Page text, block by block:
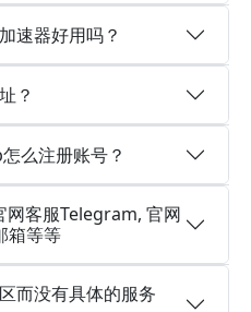
速器好用吗？
？
么注册账号？
网客服Telegram, 官网
箱等等
而没有具体的服务